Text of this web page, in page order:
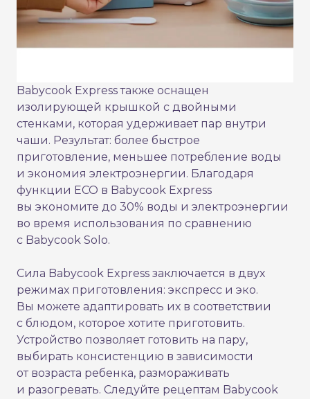
Babycook Express также оснащен
изолирующей крышкой с двойными
стенками, которая удерживает пар внутри
чаши. Результат: более быстрое
приготовление, меньшее потребление воды
и экономия электроэнергии. Благодаря
функции ECO в Babycook Express
вы экономите до 30% воды и электроэнергии
во время использования по сравнению
с Babycook Solo.
Сила Babycook Express заключается в двух
режимах приготовления: экспресс и эко.
Вы можете адаптировать их в соответствии
с блюдом, которое хотите приготовить.
Устройство позволяет готовить на пару,
выбирать консистенцию в зависимости
от возраста ребенка, размораживать
и разогревать. Следуйте рецептам Babycook